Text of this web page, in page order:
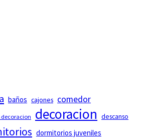
baños cajones comedor
decoracion decoracion descanso
dormitorios juveniles